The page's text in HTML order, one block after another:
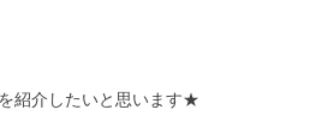
紹介したいと思います★